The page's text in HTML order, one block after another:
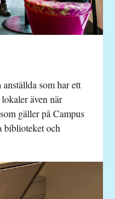
som har ett
även när
gäller på Campus
och